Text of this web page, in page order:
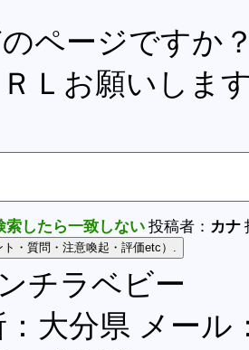
ページですか
ＲＬお願いしま
したら一致しない投稿者： カナ
チラベビー
大分県 メール